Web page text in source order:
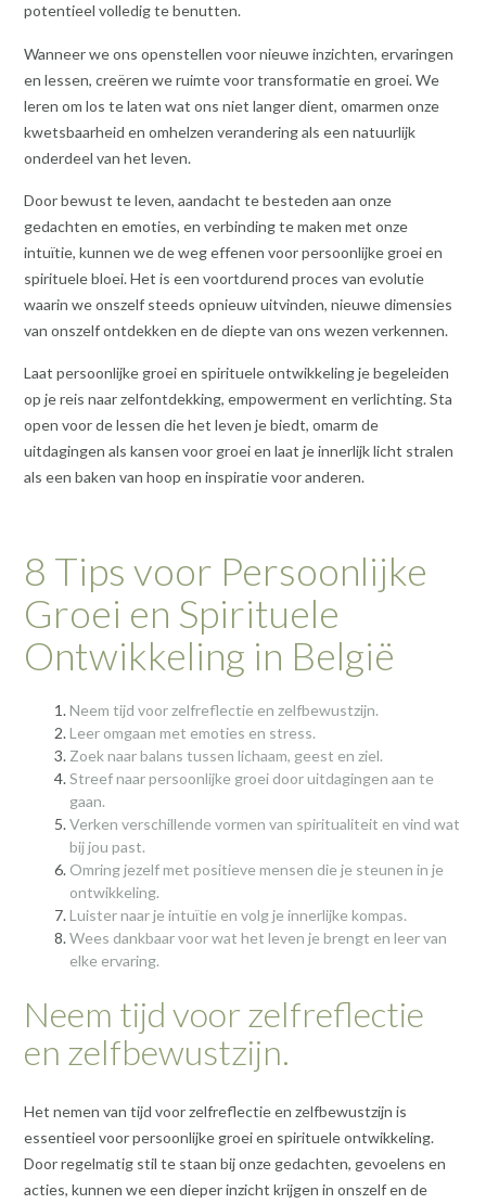
potentieel volledig te benutten.
Wanneer we ons openstellen voor nieuwe inzichten, ervaringen
en lessen, creëren we ruimte voor transformatie en groei. We
leren om los te laten wat ons niet langer dient, omarmen onze
kwetsbaarheid en omhelzen verandering als een natuurlijk
onderdeel van het leven.
Door bewust te leven, aandacht te besteden aan onze
gedachten en emoties, en verbinding te maken met onze
intuïtie, kunnen we de weg effenen voor persoonlijke groei en
spirituele bloei. Het is een voortdurend proces van evolutie
waarin we onszelf steeds opnieuw uitvinden, nieuwe dimensies
van onszelf ontdekken en de diepte van ons wezen verkennen.
Laat persoonlijke groei en spirituele ontwikkeling je begeleiden
op je reis naar zelfontdekking, empowerment en verlichting. Sta
open voor de lessen die het leven je biedt, omarm de
uitdagingen als kansen voor groei en laat je innerlijk licht stralen
als een baken van hoop en inspiratie voor anderen.
8 Tips voor Persoonlijke
Groei en Spirituele
Ontwikkeling in België
Neem tijd voor zelfreflectie en zelfbewustzijn.
Leer omgaan met emoties en stress.
Zoek naar balans tussen lichaam, geest en ziel.
Streef naar persoonlijke groei door uitdagingen aan te
gaan.
Verken verschillende vormen van spiritualiteit en vind wat
bij jou past.
Omring jezelf met positieve mensen die je steunen in je
ontwikkeling.
Luister naar je intuïtie en volg je innerlijke kompas.
Wees dankbaar voor wat het leven je brengt en leer van
elke ervaring.
Neem tijd voor zelfreflectie
en zelfbewustzijn.
Het nemen van tijd voor zelfreflectie en zelfbewustzijn is
essentieel voor persoonlijke groei en spirituele ontwikkeling.
Door regelmatig stil te staan bij onze gedachten, gevoelens en
acties, kunnen we een dieper inzicht krijgen in onszelf en de